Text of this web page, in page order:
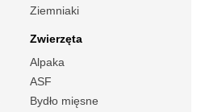
Ziemniaki
Zwierzęta
Alpaka
ASF
Bydło mięsne